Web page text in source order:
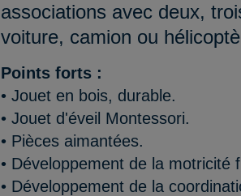
associations avec deux,
voiture, camion ou
Points forts :
• Jouet en bois, durable.
• Jouet d'éveil Montessori.
• Pièces aimantées.
• Développement de la motricité
• Développement de la